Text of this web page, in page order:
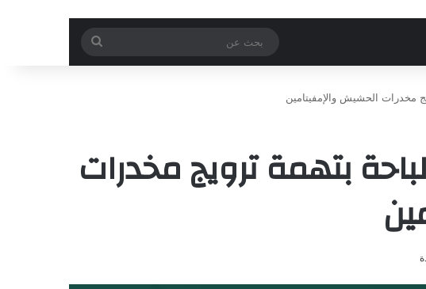
عن
مخالفين في الباحة بتهمة ترويج مخدرات